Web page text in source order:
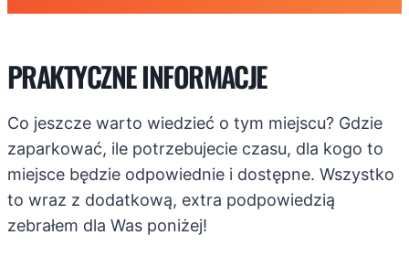
PRAKTYCZNE INFORMACJE
Co jeszcze warto wiedzieć o tym miejscu? Gdzie
zaparkować, ile potrzebujecie czasu, dla kogo to
miejsce będzie odpowiednie i dostępne. Wszystko
to wraz z dodatkową, extra podpowiedzią
zebrałem dla Was poniżej!